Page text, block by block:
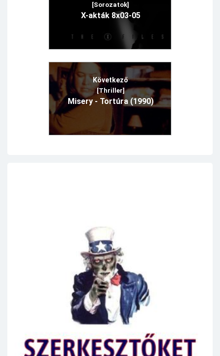
[Sorozatok]
X-akták 8x03-05
Következő
[Thriller]
Misery - Tortúra (1990)